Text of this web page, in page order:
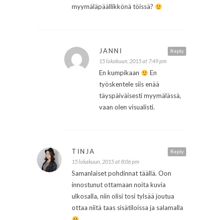
myymäläpäällikkönä töissä?
Reply
JANNI
15 lokakuun, 2015 at 7:49 pm
En kumpikaan
En
työskentele siis enää
täyspäiväisesti myymälässä,
vaan olen visualisti.
Reply
TINJA
15 lokakuun, 2015 at 8:06 pm
Samanlaiset pohdinnat täällä. Oon
innostunut ottamaan noita kuvia
ulkosalla, niin olisi tosi tylsää joutua
ottaa niitä taas sisätiloissa ja salamalla